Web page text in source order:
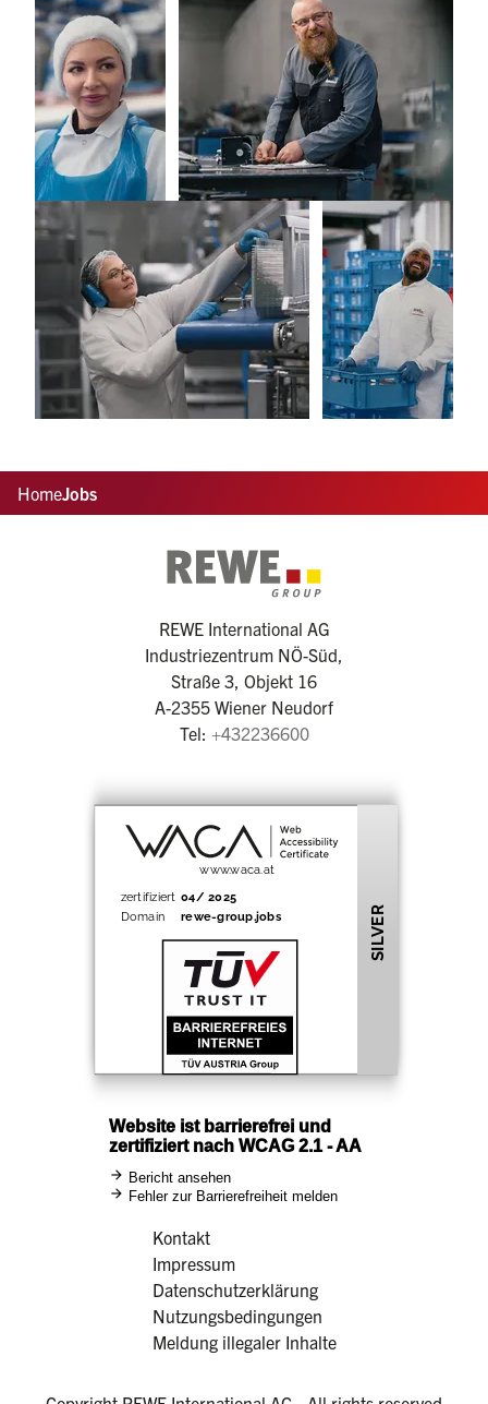
HomeJobs
REWE International AG
Industriezentrum NÖ-Süd,
Straße 3, Objekt 16
A-2355 Wiener Neudorf
Tel: +432236600
Kontakt
Impressum
Datenschutzerklärung
Nutzungsbedingungen
Meldung illegaler Inhalte